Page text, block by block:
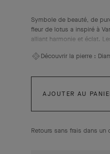
Symbole de beauté, de
fleur de lotus a inspiré à
alliant harmonie et éclat.
Découvrir la pierre :
AJOUTER AU
Retours sans frais dans un